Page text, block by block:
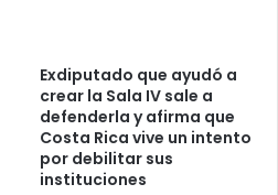
Exdiputado que ayudó a
crear la Sala IV sale a
defenderla y afirma que
Costa Rica vive un intento
por debilitar sus
instituciones